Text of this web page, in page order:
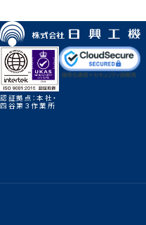
認証拠点：本社・
四谷第３作業所